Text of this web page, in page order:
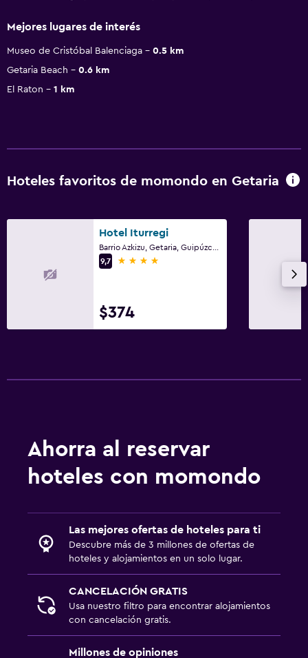
Mejores lugares de interés
Museo de Cristóbal Balenciaga
0.5 km
Getaria Beach
0.6 km
El Raton
1 km
Hoteles favoritos de momondo en Getaria
Hotel Iturregi
9,7
4 estrellas
$374
Ahorra al reservar
hoteles con momondo
Las mejores ofertas de hoteles para ti
Descubre más de 3 millones de ofertas de
hoteles y alojamientos en un solo lugar.
CANCELACIÓN GRATIS
Usa nuestro filtro para encontrar alojamientos
con cancelación gratis.
Millones de opiniones